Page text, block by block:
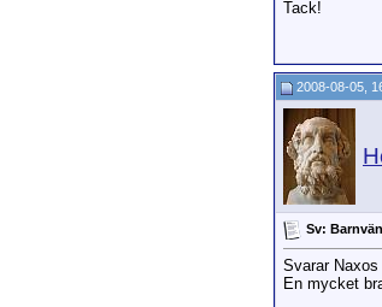
Tack!
2008-08-05,
Sv:
Svarar
En mycket